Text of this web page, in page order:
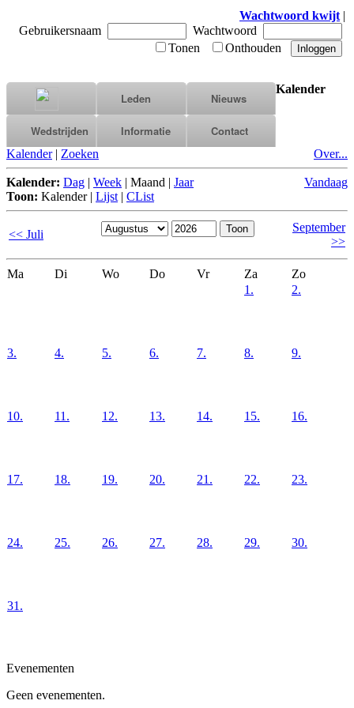
Wachtwoord kwijt |
Gebruikersnaam
Wachtwoord
Tonen
Onthouden
Leden Nieuws
Wedstrijden Informatie Contact
Kalender
Kalender | Zoeken Over...
Kalender: Dag | Week | Maand | Jaar
Toon: Kalender| Lijst | CList
Vandaag
<< Juli
September
>>
Ma Di Wo Do Vr Za
Zo
1.
2.
3. 4. 5. 6. 7. 8. 9.
10. 11. 12. 13. 14. 15. 16.
17. 18. 19. 20. 21. 22. 23.
24. 25. 26. 27. 28. 29. 30.
31.
Evenementen
Geen evenementen.